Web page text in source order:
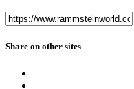
Share on other sites